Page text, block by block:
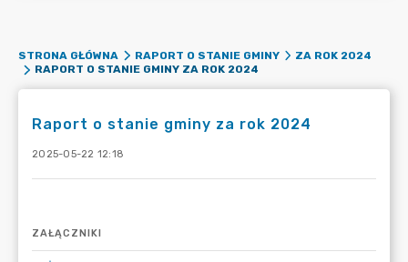
STRONA GŁÓWNA RAPORT O STANIE GMINY
ZA ROK 2024
RAPORT O STANIE GMINY ZA ROK 2024
Raport o stanie gminy za rok 2024
2025-05-22 12:18
ZAŁĄCZNIKI